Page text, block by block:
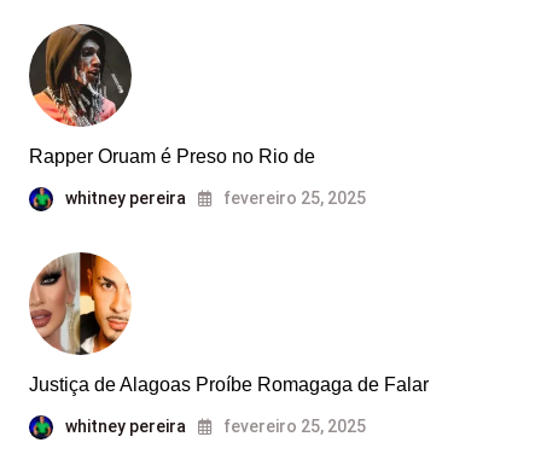
Rapper Oruam é Preso no Rio de
whitney pereira fevereiro 25, 2025
Justiça de Alagoas Proíbe Romagaga de Falar
whitney pereira fevereiro 25, 2025